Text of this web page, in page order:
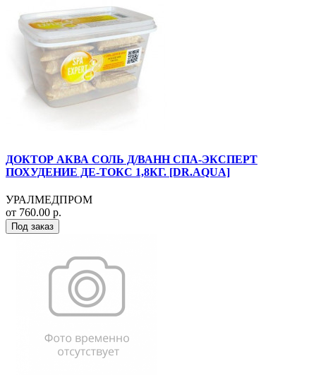
ДОКТОР АКВА СОЛЬ Д/ВАНН СПА-ЭКСПЕРТ
ПОХУДЕНИЕ ДЕ-ТОКС 1,8КГ. [DR.AQUA]
УРАЛМЕДПРОМ
от 760.00 р.
Под заказ